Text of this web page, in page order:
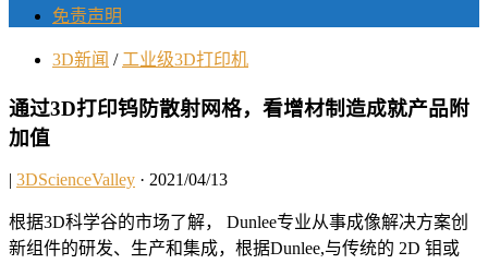
免责声明
3D新闻 / 工业级3D打印机
通过3D打印钨防散射网格，看增材制造成就产品附
加值
| 3DScienceValley · 2021/04/13
根据3D科学谷的市场了解， Dunlee专业从事成像解决方案创
新组件的研发、生产和集成，根据Dunlee,与传统的 2D 钼或